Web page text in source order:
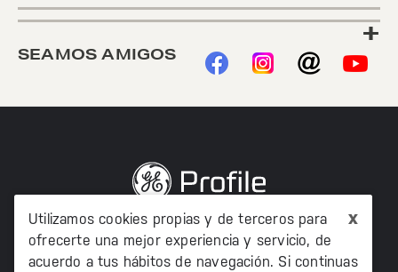
x
Utilizamos cookies propias y de terceros para
ofrecerte una mejor experiencia y servicio, de
acuerdo a tus hábitos de navegación. Si continuas
+
SEAMOS AMIGOS
©2020 TODOS LOS DERECHOS RESERVADOS MABE
MÉXICO AV. PASEO DE LAS PALMAS 215 PISO 7, COL. LOMAS
DE CHAPULTEPEC, MIGUEL HIDALCO, CIUDAD DE MÉXICO, CP
11000